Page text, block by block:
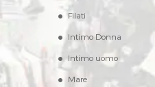
Filati
Intimo Donna
Intimo uomo
Mare